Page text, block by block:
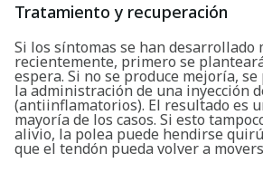
Tratamiento y recuperación
Si los síntomas se han desarrollado
recientemente, primero se
espera. Si no se produce mejoría,
la administración de una inyección
(antiinflamatorios). El resultado es
mayoría de los casos. Si esto
alivio, la polea puede hendirse
que el tendón pueda volver a